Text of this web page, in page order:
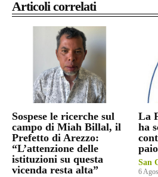
Articoli correlati
Sospese le ricerche sul
campo di Miah Billal, il
Prefetto di Arezzo:
“L’attenzione delle
istituzioni su questa
vicenda resta alta”
La
ha
San
6